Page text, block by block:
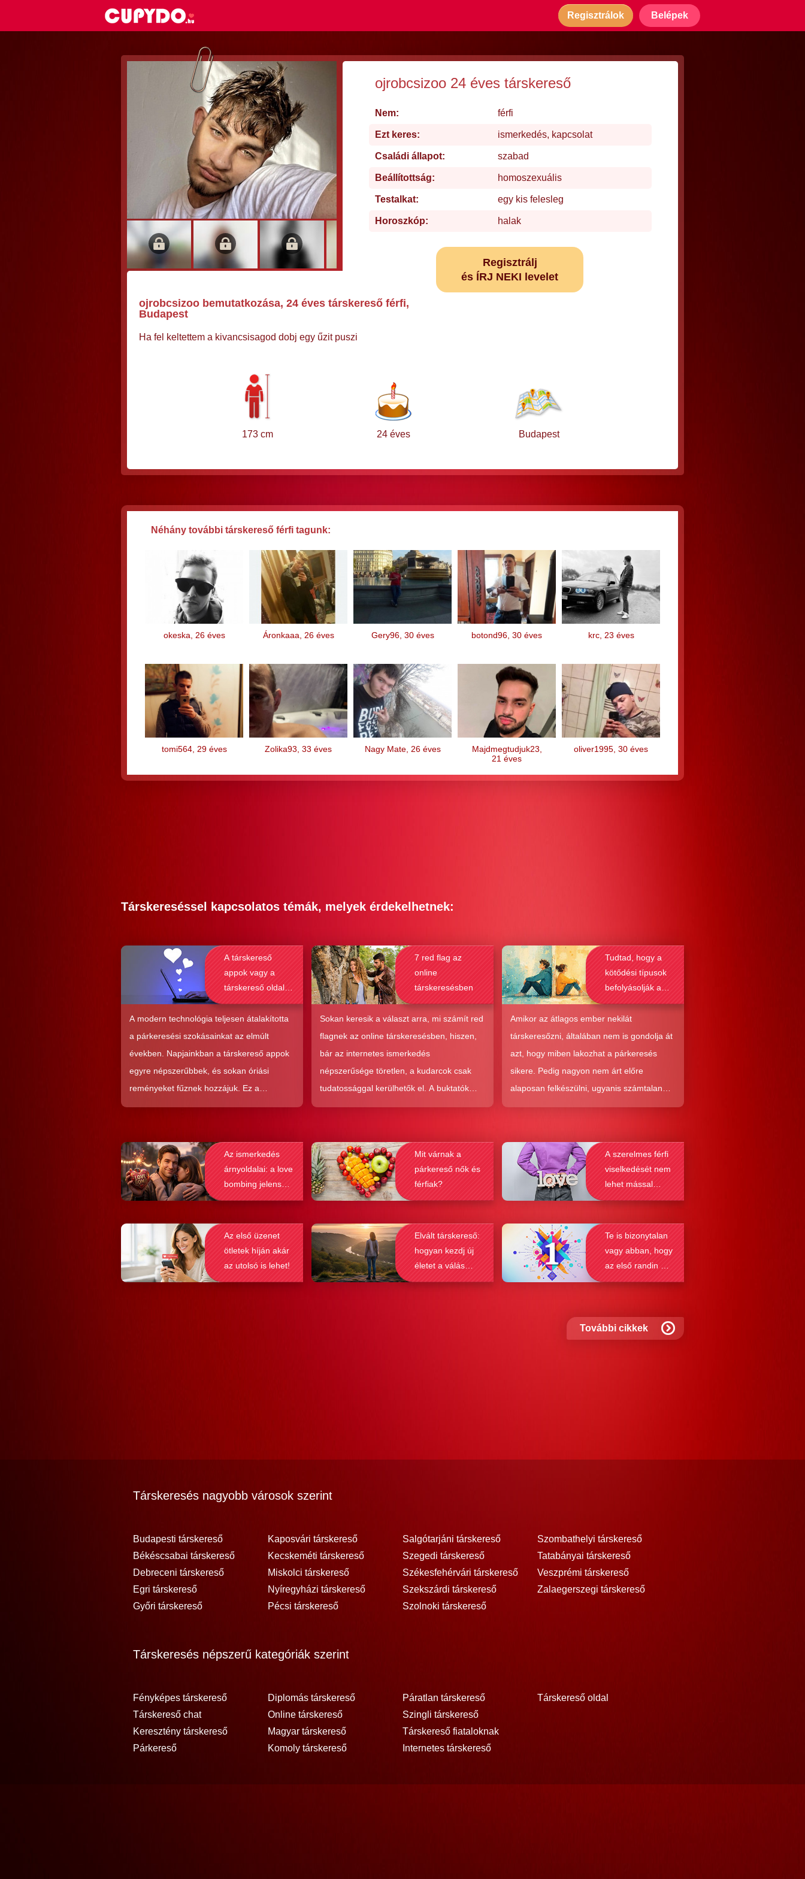
Regisztrálok Belépek
ojrobcsizoo 24 éves társkereső
Nem: férfi
Ezt keres: ismerkedés, kapcsolat
Családi állapot: szabad
Beállítottság: homoszexuális
Testalkat: egy kis felesleg
Horoszkóp: halak
Regisztrálj
és ÍRJ NEKI levelet
ojrobcsizoo bemutatkozása, 24 éves társkereső férfi,
Budapest
Ha fel keltettem a kivancsisagod dobj egy űzit puszi
173 cm 24 éves Budapest
Néhány további társkereső férfi tagunk:
okeska, 26 éves Áronkaaa, 26 éves Gery96, 30 éves botond96, 30 éves krc, 23 éves
tomi564, 29 éves Zolika93, 33 éves Nagy Mate, 26 éves
Majdmegtudjuk23,
21 éves
oliver1995, 30 éves
Társkereséssel kapcsolatos témák, melyek érdekelhetnek:
A társkereső
appok vagy a
társkereső oldalak
alkalmasabbak a
komoly kapcsolat
kialakításához?
A modern technológia teljesen átalakította
a párkeresési szokásainkat az elmúlt
években. Napjainkban a társkereső appok
egyre népszerűbbek, és sokan óriási
reményeket fűznek hozzájuk. Ez a
közkedveltség egyáltalán nem véletlen,
nagyon könnyen és gyorsan lehet sikereket
elérni a flörtölésben. A legfőbb kérdés
azonban az, hogy ezek az alkalmazások
valóban hozzásegítenek-e minket egy
7 red flag az
online
társkeresésben
Sokan keresik a választ arra, mi számít red
flagnek az online társkeresésben, hiszen,
bár az internetes ismerkedés
népszerűsége töretlen, a kudarcok csak
tudatossággal kerülhetők el. A buktatók
ellenére ez a társkeresési forma joggal
hatékonyság, amit ad, nehezen
felülmúlható.
Tudtad, hogy a
kötődési típusok
befolyásolják a
társkeresést is?
Amikor az átlagos ember nekilát
társkeresőzni, általában nem is gondolja át
azt, hogy miben lakozhat a párkeresés
sikere. Pedig nagyon nem árt előre
alaposan felkészülni, ugyanis számtalan
kudarctól képes megmenteni téged is az,
társkeresés működését, a párkapcsolatok
sikerének a receptjét, melyeket vizsgálva
bebizonyosodik, hogy a kötődési típusok
befolyásolják a társkeresést.
Az ismerkedés
árnyoldalai: a love
bombing jelenség
felismerése
Mit várnak a
párkereső nők és
férfiak?
A szerelmes férfi
viselkedését nem
lehet mással
összetéveszteni
Az első üzenet
ötletek híján akár
az utolsó is lehet!
Elvált társkereső:
hogyan kezdj új
életet a válás
után?
Te is bizonytalan
vagy abban, hogy
az első randin mit
szabad és mit
További cikkek
Társkeresés nagyobb városok szerint
Budapesti társkereső
Békéscsabai társkereső
Debreceni társkereső
Egri társkereső
Győri társkereső
Kaposvári társkereső
Kecskeméti társkereső
Miskolci társkereső
Nyíregyházi társkereső
Pécsi társkereső
Salgótarjáni társkereső
Szegedi társkereső
Székesfehérvári társkereső
Szekszárdi társkereső
Szolnoki társkereső
Szombathelyi társkereső
Tatabányai társkereső
Veszprémi társkereső
Zalaegerszegi társkereső
Társkeresés népszerű kategóriák szerint
Fényképes társkereső
Társkereső chat
Keresztény társkereső
Párkereső
Diplomás társkereső
Online társkereső
Magyar társkereső
Komoly társkereső
Páratlan társkereső
Szingli társkereső
Társkereső fiataloknak
Internetes társkereső
Társkereső oldal